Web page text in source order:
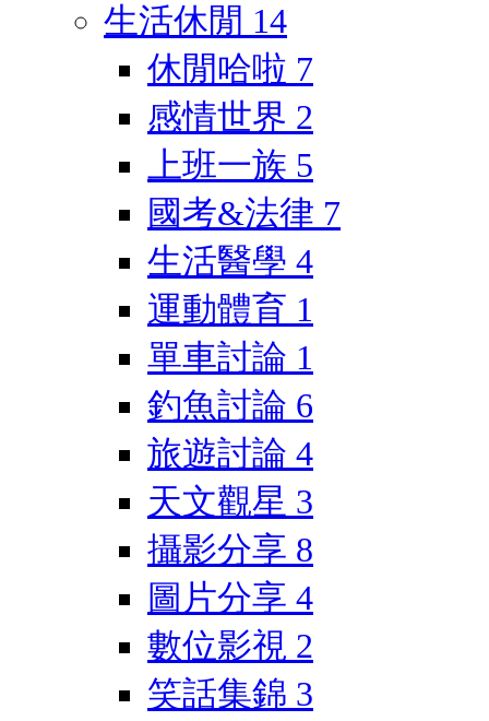
生活休閒 14
休閒哈啦 7
感情世界 2
上班一族 5
國考&法律 7
生活醫學 4
運動體育 1
單車討論 1
釣魚討論 6
旅遊討論 4
天文觀星 3
攝影分享 8
圖片分享 4
數位影視 2
笑話集錦 3